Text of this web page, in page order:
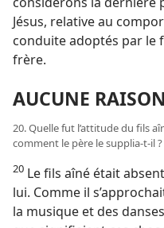
Jésus, relative au
conduite adoptés par le
frère.
AUCUNE
20. Quelle fut l’attitude du fils
comment le père le supplia-​t-​il ?
20 Le fils aîné était
lui. Comme il
la musique et des